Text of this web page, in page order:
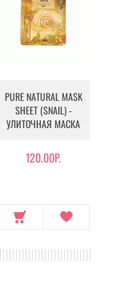
PURE NATURAL MASK
SHEET (SNAIL) -
УЛИТОЧНАЯ МАСКА
120.00Р.